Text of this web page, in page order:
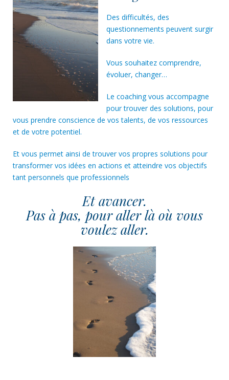
Des difficultés, des
questionnements peuvent surgir
dans votre vie.
Vous souhaitez comprendre,
évoluer, changer…
Le coaching vous accompagne
pour trouver des solutions, pour
vous prendre conscience de vos talents, de vos ressources
et de votre potentiel.
Et vous permet ainsi de trouver vos propres solutions pour
transformer vos idées en actions et atteindre vos objectifs
tant personnels que professionnels
Et avancer.
Pas à pas, pour aller là où vous
voulez aller.